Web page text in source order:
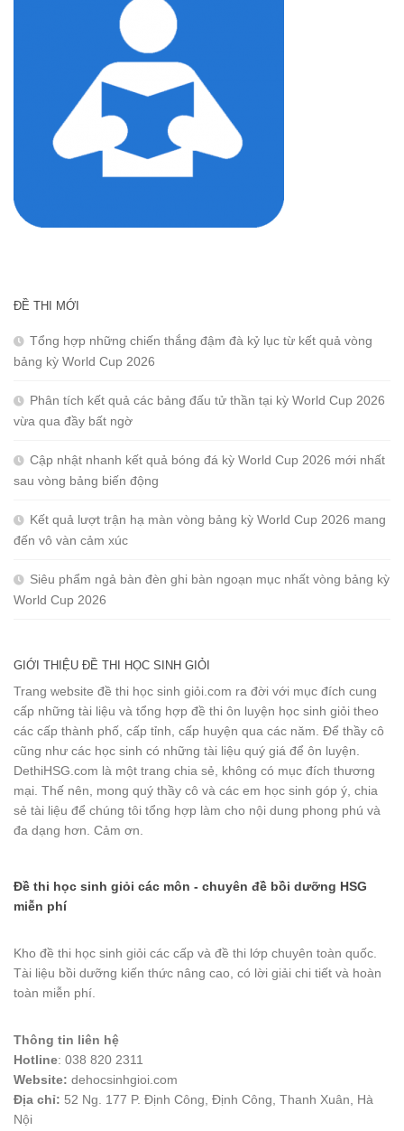
ĐỀ THI MỚI
Tổng hợp những chiến thắng đậm đà kỷ lục từ kết quả vòng
bảng kỳ World Cup 2026
Phân tích kết quả các bảng đấu tử thần tại kỳ World Cup 2026
vừa qua đầy bất ngờ
Cập nhật nhanh kết quả bóng đá kỳ World Cup 2026 mới nhất
sau vòng bảng biến động
Kết quả lượt trận hạ màn vòng bảng kỳ World Cup 2026 mang
đến vô vàn cảm xúc
Siêu phẩm ngả bàn đèn ghi bàn ngoạn mục nhất vòng bảng kỳ
World Cup 2026
GIỚI THIỆU ĐỀ THI HỌC SINH GIỎI
Trang website đề thi học sinh giỏi.com ra đời với mục đích cung
cấp những tài liệu và tổng hợp đề thi ôn luyện học sinh giỏi theo
các cấp thành phố, cấp tỉnh, cấp huyện qua các năm. Để thầy cô
cũng như các học sinh có những tài liệu quý giá để ôn luyện.
DethiHSG.com là một trang chia sẻ, không có mục đích thương
mại. Thế nên, mong quý thầy cô và các em học sinh góp ý, chia
sẻ tài liệu để chúng tôi tổng hợp làm cho nội dung phong phú và
đa dạng hơn. Cảm ơn.
Đề thi học sinh giỏi các môn - chuyên đề bồi dưỡng HSG
miễn phí
Kho đề thi học sinh giỏi các cấp và đề thi lớp chuyên toàn quốc.
Tài liệu bồi dưỡng kiến thức nâng cao, có lời giải chi tiết và hoàn
toàn miễn phí.
Thông tin liên hệ
Hotline: 038 820 2311
Website: dehocsinhgioi.com
Địa chỉ: 52 Ng. 177 P. Định Công, Định Công, Thanh Xuân, Hà
Nội